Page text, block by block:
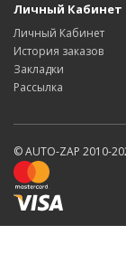
Личный Кабинет
Личный Кабинет
История заказов
Закладки
Рассылка
© AUTO-ZAP 2010-